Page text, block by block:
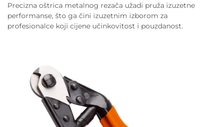
Precizna oštrica metalnog rezača užadi pruža izuzetne
performanse, što ga čini izuzetnim izborom za
profesionalce koji cijene učinkovitost i pouzdanost.